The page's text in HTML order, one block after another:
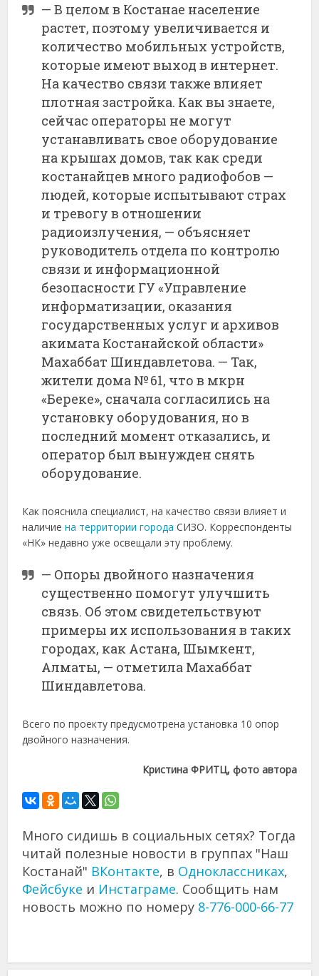
—В целомв Костанае население
растет, поэтому увеличивается и
количество мобильных устройств,
которые имеютвыходв интернет.
На качество связи такжевлияет
плотнаязастройка. Каквызнаете,
сейчас операторы не могут
устанавливать свое оборудование
на крышах домов, так как среди
костанайцев много радиофобов —
людей, которые испытывают страх
и тревогув отношении
радиоизлучения, — объясняет
руководитель отдела по контролю
связи и информационной
безопасности ГУ «Управление
информатизации, оказания
государственных услуг и архивов
акимата Костанайской области»
Махаббат Шиндавлетова. — Так,
жители дома №61, чтов мкрн
«Береке», сначала согласились на
установку оборудования, нов
последний момент отказались, и
оператор былвынужден снять
оборудование.
Какпоясниласпециалист,накачествосвязивлияети
наличиена территориигородаСИЗО. Корреспонденты
«НК»недавноужеосвещалиэтупроблему.
— Опоры двойного назначения
существенно помогут улучшить
связь. Об этом свидетельствуют
примеры их использованияв таких
городах, как Астана, Шымкент,
Алматы, — отметила Махаббат
Шиндавлетова.
Всегопопроектупредусмотренаустановка 10опор
двойногоназначения.
Кристина ФРИТЦ, фото автора
Много сидишь в социальных сетях? Тогда
читай полезные новости в группах "Наш
Костанай" ВКонтакте, в Одноклассниках,
Фейсбуке и Инстаграме. Сообщить нам
новость можно по номеру 8-776-000-66-77